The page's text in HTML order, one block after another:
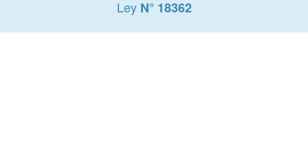
Ley N° 18362